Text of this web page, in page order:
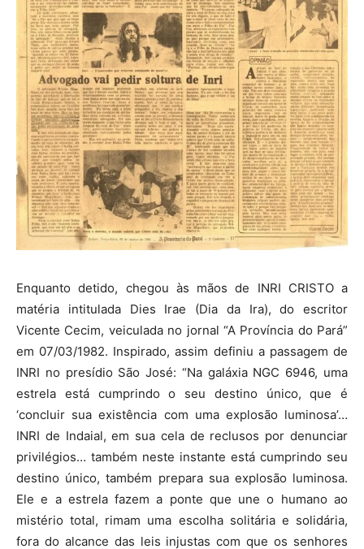
Enquanto detido, chegou às mãos de INRI CRISTO a
matéria intitulada Dies Irae (Dia da Ira), do escritor
Vicente Cecim, veiculada no jornal “A Província do Pará”
em 07/03/1982. Inspirado, assim definiu a passagem de
INRI no presídio São José: “Na galáxia NGC 6946, uma
estrela está cumprindo o seu destino único, que é
‘concluir sua existência com uma explosão luminosa’…
INRI de Indaial, em sua cela de reclusos por denunciar
privilégios… também neste instante está cumprindo seu
destino único, também prepara sua explosão luminosa.
Ele e a estrela fazem a ponte que une o humano ao
mistério total, rimam uma escolha solitária e solidária,
fora do alcance das leis injustas com que os senhores